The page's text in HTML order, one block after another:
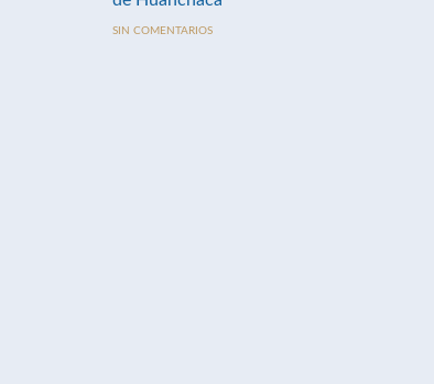
SIN COMENTARIOS